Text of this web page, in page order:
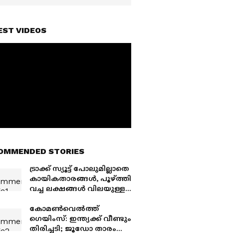
VIDEOS
STORIES
ട്രാക്ക് സ്യൂട്ട് പോലുമില്ലാതെ
കായികതാരങ്ങൾ, പൂഴ്ത്തി
വച്ച ലക്ഷങ്ങൾ വിലയുള്ള
ഒടുവിൽ പുറത്തിറക്കി
സ്പോർട്സ് കൗൺസിൽ
കോമൺവെൽത്ത്
ഗെയിംസ്: ഇന്ത്യക്ക് വീണ്ടും
തിരിച്ചടി; ജൂഡോ താരം